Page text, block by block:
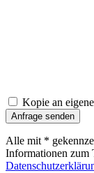
Kopie an
Anfrage senden
Alle mit *
Informationen zum